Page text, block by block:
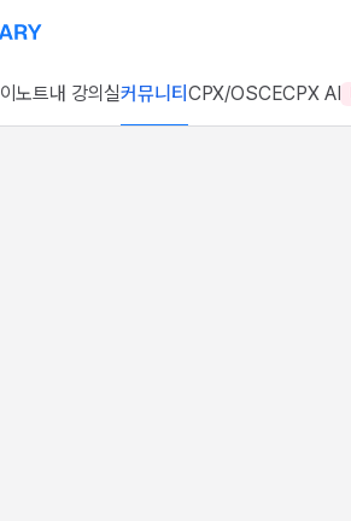
이동
노트내 강의실커뮤니티 CPX/OSCECPX AI